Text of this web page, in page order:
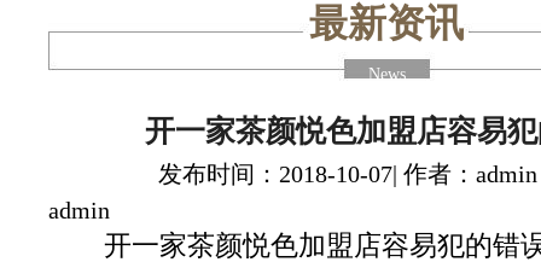
最新资讯
News
开一家茶颜悦色加盟店容易
发布时间：2018-10-07| 作者：
admin
开一家茶颜悦色加盟店容易犯的错